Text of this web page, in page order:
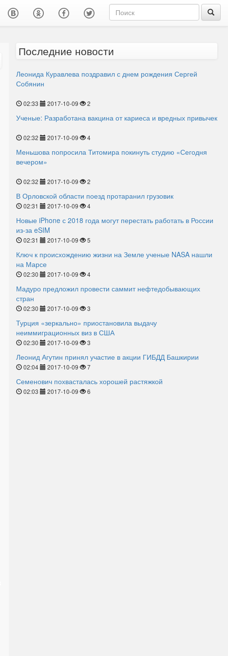
Последние новости
Леонида Куравлева поздравил с днем рождения Сергей
Собянин
02:33 2017-10-09 2
Ученые: Разработана вакцина от кариеса и вредных привычек
02:32 2017-10-09 4
Меньшова попросила Титомира покинуть студию «Сегодня
вечером»
02:32 2017-10-09 2
В Орловской области поезд протаранил грузовик
02:31 2017-10-09 4
Новые iPhone с 2018 года могут перестать работать в России
из-за eSIM
02:31 2017-10-09 5
Ключ к происхождению жизни на Земле ученые NASA нашли
на Марсе
02:30 2017-10-09 4
Мадуро предложил провести саммит нефтедобывающих
стран
02:30 2017-10-09 3
Турция «зеркально» приостановила выдачу
неиммиграционных виз в США
02:30 2017-10-09 3
Леонид Агутин принял участие в акции ГИБДД Башкирии
02:04 2017-10-09 7
Семенович похвасталась хорошей растяжкой
02:03 2017-10-09 6